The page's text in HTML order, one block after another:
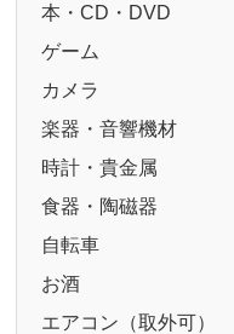
本・CD・DVD
ゲーム
カメラ
楽器・音響機材
時計・貴金属
食器・陶磁器
自転車
お酒
エアコン（取外可）